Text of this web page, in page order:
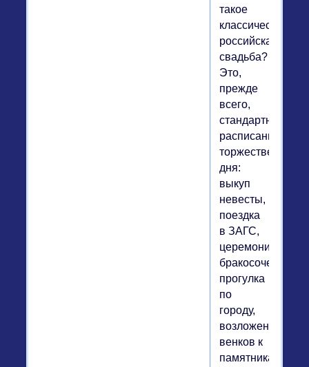
такое
классическая
российская
свадьба?
Это,
прежде
всего,
стандартное
расписание
торжественного
дня:
выкуп
невесты,
поездка
в ЗАГС,
церемония
бракосочетания,
прогулка
по
городу,
возложение
венков к
памятникам